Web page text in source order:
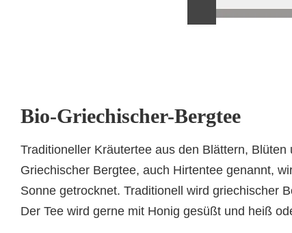
Bio-Griechischer-Bergtee
Traditioneller Kräutertee aus den Blättern,
Griechischer Bergtee, auch Hirtentee genannt,
Sonne getrocknet. Traditionell wird griechischer
Der Tee wird gerne mit Honig gesüßt und heiß